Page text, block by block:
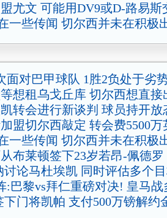
尤文 可能用DV9或D-路易斯
一些传闻 切尔西并未在积极
面对巴甲球队 1胜2负处于劣
想租乌戈丘库 切尔西想直接
转会进行新谈判 球员持开放
盟切尔西敲定 转会费5500万
一些传闻 切尔西并未在积极
布莱顿签下23岁若昂-佩德罗
讨论马杜埃凯 同时评估多个
:巴黎vs拜仁重磅对决! 皇马战
门将凯帕 支付500万镑解约